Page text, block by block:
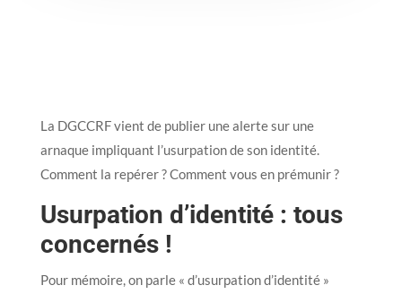
La DGCCRF vient de publier une alerte sur une
arnaque impliquant l’usurpation de son identité.
Comment la repérer ? Comment vous en prémunir ?
Usurpation d’identité : tous
concernés !
Pour mémoire, on parle « d’usurpation d’identité »